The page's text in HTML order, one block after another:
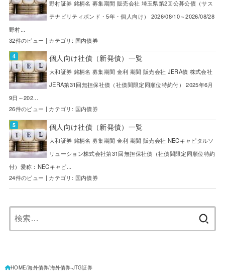
野村証券 銘柄名 募集期間 販売会社 埼玉県第2回公募公債（サス
テナビリティボンド・5年・個人向け） 2026/08/10～2026/08/28
野村...
32件のビュー | カテゴリ: 国内債券
個人向け社債（新発債）一覧
大和証券 銘柄名 募集期間 金利 期間 販売会社 JERA債 株式会社
JERA第31回無担保社債（社債間限定同順位特約付） 2025年6月
9日～202...
26件のビュー | カテゴリ: 国内債券
個人向け社債（新発債）一覧
大和証券 銘柄名 募集期間 金利 期間 販売会社 NECキャピタルソ
リューション株式会社第31回無担保社債（社債間限定同順位特約
付）愛称：NECキャピ...
24件のビュー | カテゴリ: 国内債券
HOME 海外債券 海外債券-JTG証券